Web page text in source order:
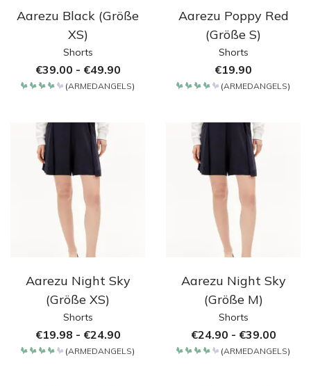
Aarezu Black (Größe
XS)
Shorts
€39.00 - €49.90
(ARMEDANGELS)
Aarezu Poppy Red
(Größe S)
Shorts
€19.90
(ARMEDANGELS)
Aarezu Night Sky
(Größe XS)
Shorts
€19.98 - €24.90
(ARMEDANGELS)
Aarezu Night Sky
(Größe M)
Shorts
€24.90 - €39.00
(ARMEDANGELS)